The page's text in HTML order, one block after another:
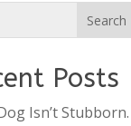
Posts
Isn’t Stubborn.